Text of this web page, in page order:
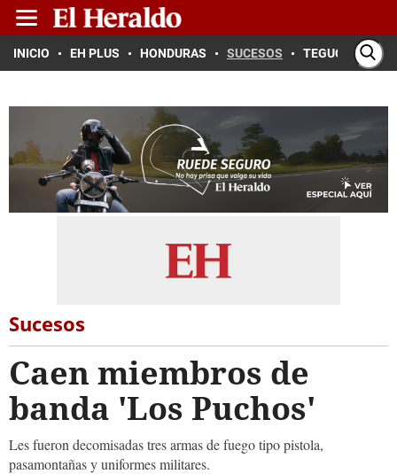
INICIO EH PLUS HONDURAS SUCESOS TEGUCIGALPA
Sucesos
Caen miembros de
banda 'Los Puchos'
Les fueron decomisadas tres armas de fuego tipo pistola,
pasamontañas y uniformes militares.